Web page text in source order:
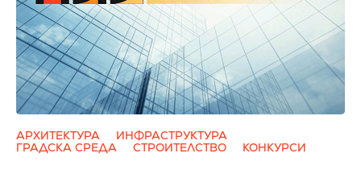
АРХИТЕКТУРА
ИНФРАСТРУКТУРА
ГРАДСКА СРЕДА
СТРОИТЕЛСТВО КОНКУРСИ